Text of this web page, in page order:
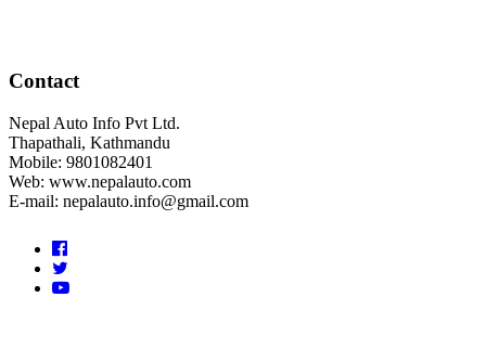
Contact
Nepal Auto Info Pvt Ltd.
Thapathali, Kathmandu
Mobile: 9801082401
Web: www.nepalauto.com
E-mail: nepalauto.info@gmail.com